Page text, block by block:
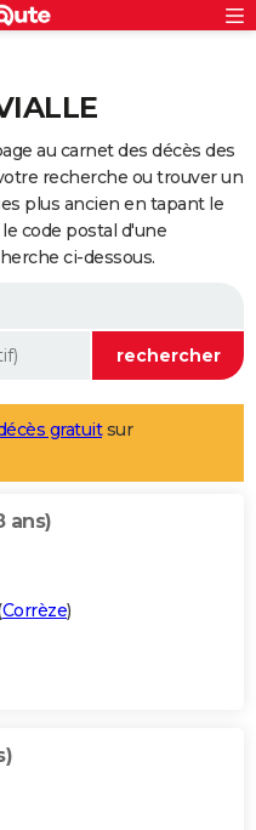
au carnet des décès des
recherche ou trouver un
plus ancien en tapant le
code postal d'une
ci-dessous.
gratuitsur
ans)
Corrèze)